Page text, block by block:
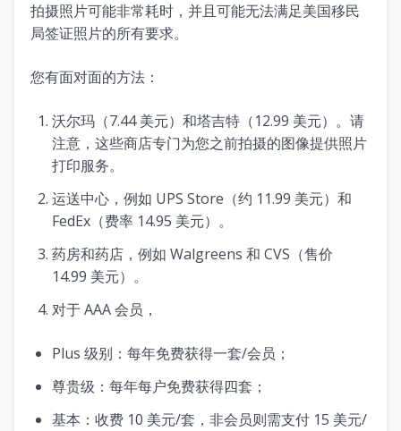
拍摄照片可能非常耗时，并且可能无法满足美国移民
局签证照片的所有要求。
您有面对面的方法：
沃尔玛（7.44 美元）和塔吉特（12.99 美元）。请
注意，这些商店专门为您之前拍摄的图像提供照片
打印服务。
运送中心，例如 UPS Store（约 11.99 美元）和
FedEx（费率 14.95 美元）。
药房和药店，例如 Walgreens 和 CVS（售价
14.99 美元）。
对于 AAA 会员，
Plus 级别：每年免费获得一套/会员；
尊贵级：每年每户免费获得四套；
基本：收费 10 美元/套，非会员则需支付 15 美元/